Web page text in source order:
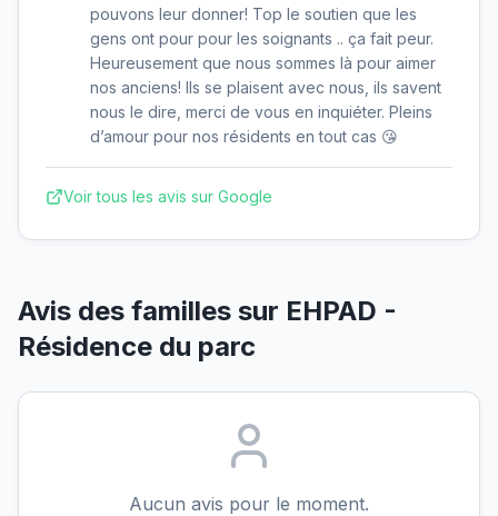
pouvons leur donner! Top le soutien que les
gens ont pour pour les soignants .. ça fait peur.
Heureusement que nous sommes là pour aimer
nos anciens! Ils se plaisent avec nous, ils savent
nous le dire, merci de vous en inquiéter. Pleins
d’amour pour nos résidents en tout cas 😘
Voir tous les avis sur Google
Avis des familles sur EHPAD -
Résidence du parc
Aucun avis pour le moment.